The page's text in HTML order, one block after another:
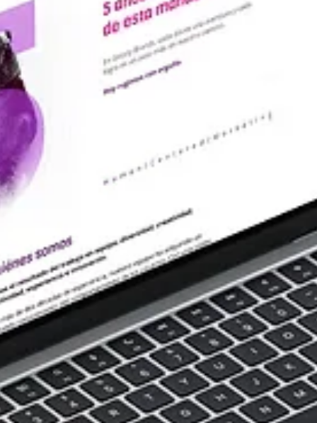
Consistente en el
Branding Estratégico
En el mundo del branding estratégico , la coherencia visual
una de las herramientas más potentes para construir una
identidad de marca sólida, profesional y fácil de recordar.
elemento visual transmite un mensaje sobre la empresa,
su logotipo hasta su paleta de colores, tipografía y estilo
gráfico. Cuando estos elementos se aplican de manera
uniforme y estratégica, se crea una identidad visual
que conecta con la audiencia y deja una impresión duradera